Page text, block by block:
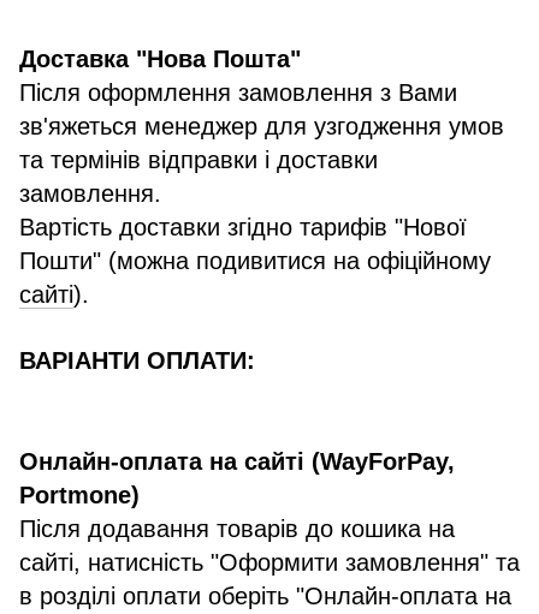
Доставка "Нова Пошта"
Після оформлення замовлення з Вами
зв'яжеться менеджер для узгодження умов
та термінів відправки і доставки
замовлення.
Вартість доставки згідно тарифів "Нової
Пошти" (можна подивитися на офіційному
сайті).
ВАРІАНТИ ОПЛАТИ:
Онлайн-оплата на сайті (WayForPay,
Portmone)
Після додавання товарів до кошика на
сайті, натисність "Оформити замовлення" та
в розділі оплати оберіть "Онлайн-оплата на